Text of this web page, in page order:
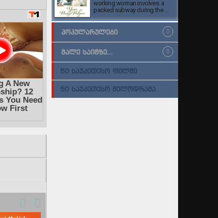
working woman involves: a
packed subway during the ...
ᲞᲝᲞᲣᲚᲐᲠᲣᲚᲔᲑᲘ
ᲛᲐᲚᲔ ᲡᲐᲘᲢᲖᲔ...
50 ᲡᲐᲣᲙᲔᲗᲔᲡᲝ ᲤᲘᲚᲛᲘ
50 ᲡᲐᲣᲙᲔᲗᲔᲡᲝ ᲛᲔᲚᲝᲓᲠᲐᲛᲐ